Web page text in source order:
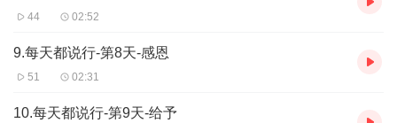
44 02:52
9.每天都说行-第8天-感恩
51 02:31
10.每天都说行-第9天-给予